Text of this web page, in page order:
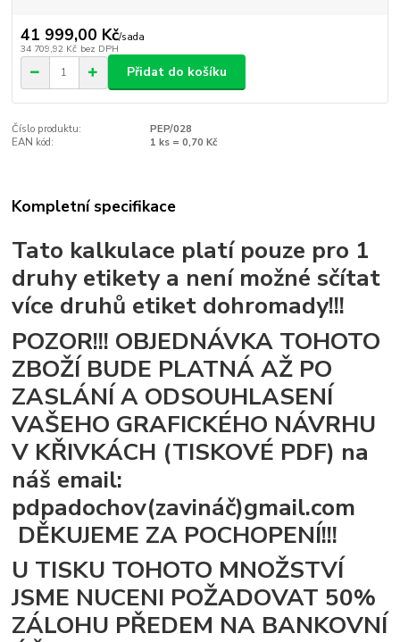
41 999,00 Kč/sada
34 709,92 Kč bez DPH
Přidat do košíku
Číslo produktu:
PEP/028
EAN kód:
1 ks = 0,70 Kč
Kompletní specifikace
Tato kalkulace platí pouze pro 1
druhy etikety a není možné sčítat
více druhů etiket dohromady!!!
POZOR!!! OBJEDNÁVKA TOHOTO
ZBOŽÍ BUDE PLATNÁ AŽ PO
ZASLÁNÍ A ODSOUHLASENÍ
VAŠEHO GRAFICKÉHO NÁVRHU
V KŘIVKÁCH (TISKOVÉ PDF) na
náš email:
pdpadochov(zavináč)gmail.com
DĚKUJEME ZA POCHOPENÍ!!!
U TISKU TOHOTO MNOŽSTVÍ
JSME NUCENI POŽADOVAT 50%
ZÁLOHU PŘEDEM NA BANKOVNÍ